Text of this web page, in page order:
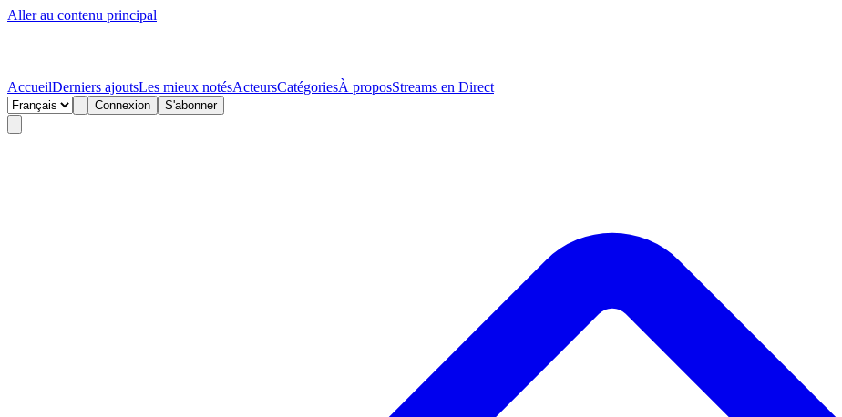
Aller au contenu principal
AccueilDerniers ajoutsLes mieux notésActeursCatégoriesÀ proposStreams en Direct
Connexion S'abonner